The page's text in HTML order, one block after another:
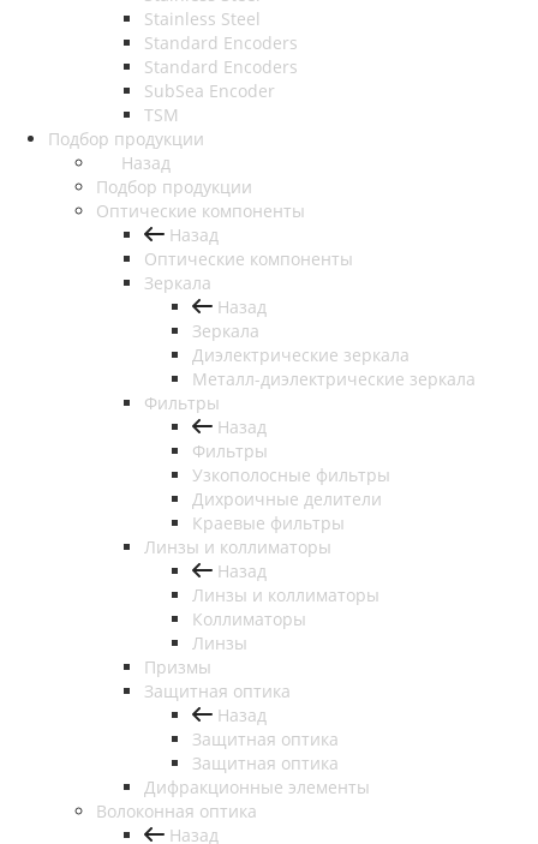
Stainless Steel
Standard Encoders
Standard Encoders
SubSea Encoder
TSM
Подбор продукции
Назад
Подбор продукции
Оптические компоненты
Назад
Оптические компоненты
Зеркала
Назад
Зеркала
Диэлектрические зеркала
Металл-диэлектрические зеркала
Фильтры
Назад
Фильтры
Узкополосные фильтры
Дихроичные делители
Краевые фильтры
Линзы и коллиматоры
Назад
Линзы и коллиматоры
Коллиматоры
Линзы
Призмы
Защитная оптика
Назад
Защитная оптика
Защитная оптика
Дифракционные элементы
Волоконная оптика
Назад